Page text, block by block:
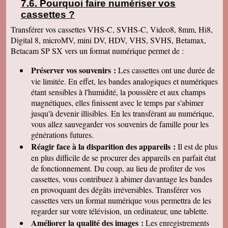
Pourquoi faire numériser vos
cassettes ?
Transférer vos cassettes VHS-C, SVHS-C, Video8, 8mm, Hi8,
Digital 8, microMV, mini DV, HDV, VHS, SVHS, Betamax,
Betacam SP SX vers un format numérique permet de :
Préserver vos souvenirs : Les cassettes ont une durée de
vie limitée. En effet, les bandes analogiques et numériques
étant sensibles à l'humidité, la poussière et aux champs
magnétiques, elles finissent avec le temps par s'abimer
jusqu'à devenir illisibles. En lestransférant au numérique,
vous allez sauvegarder vos souvenirs de famille pour les
générations futures.
Réagir face à la disparition des appareils : Il est de plus
en plus difficile de se procurer des appareils en parfait état
de fonctionnement. Du coup, au lieu de profiter de vos
cassettes, vous contribuez à abimer davantage les bandes
en provoquant des dégâts irréversibles. Transférer vos
cassettes vers un format numérique vous permettra de les
regarder sur votre télévision, un ordinateur, une tablette.
Améliorer la qualité des images : Les enregistrements